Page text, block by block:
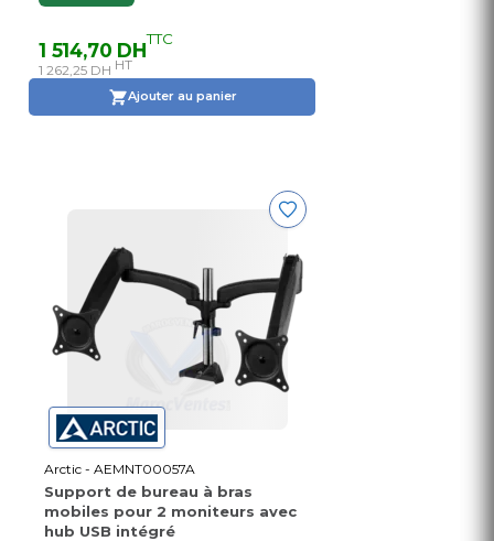
1 514,70 DHTTC
1 262,25 DH HT
Ajouter au panier
Arctic - AEMNT00057A
Support de bureau à bras
mobiles pour 2 moniteurs avec
hub USB intégré